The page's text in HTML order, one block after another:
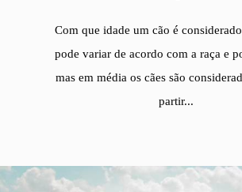
Com que idade um cão é
pode variar de acordo com a raça e
mas em média os cães são
partir...